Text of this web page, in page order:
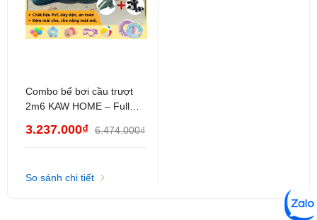
Tên sản phẩm: Hồ bơi cầu trượt có mái che KAW
Combo bể bơi cầu trượt
2m6 KAW HOME – Full
vá, cầu trượt
3.237.000₫ 6.474.000₫
So sánh chi tiết